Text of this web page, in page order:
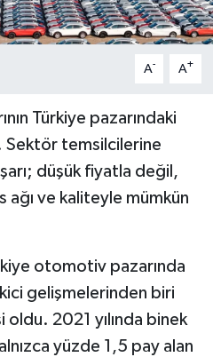
A- A+
Türkiye pazarındaki
Sektör temsilcilerine
düşük fiyatla değil,
ağı ve kaliteyle mümkün
otomotiv pazarında
gelişmelerinden biri
oldu. 2021 yılında binek
yüzde 1,5 pay alan